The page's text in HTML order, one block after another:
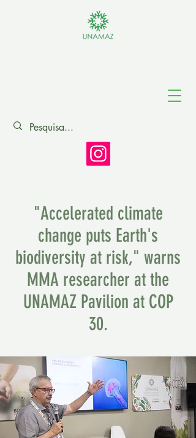
"Accelerated climate
change puts Earth's
biodiversity at risk," warns
MMA researcher at the
UNAMAZ Pavilion at COP
30.